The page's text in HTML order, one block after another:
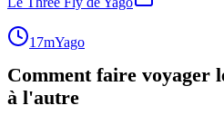
17mYago
Comment faire voyager
à l'autre